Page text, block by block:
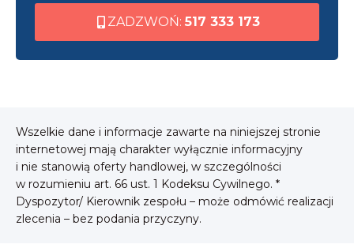
ZADZWOŃ: 517 333 173
Wszelkie dane i informacje zawarte na niniejszej stronie
internetowej mają charakter wyłącznie informacyjny
i nie stanowią oferty handlowej, w szczególności
w rozumieniu art. 66 ust. 1 Kodeksu Cywilnego. *
Dyspozytor/ Kierownik zespołu – może odmówić realizacji
zlecenia – bez podania przyczyny.